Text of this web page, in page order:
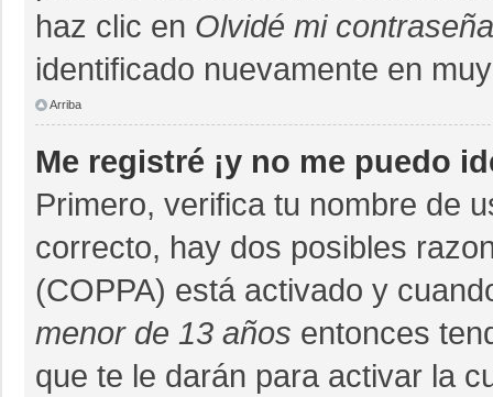
haz clic en Olvidé mi contraseña
identificado nuevamente en
Arriba
Me registré ¡y no me puedo
Primero, verifica tu nombre de
correcto, hay dos posibles
(COPPA) está activado y
menor de 13 años entonces
que te le darán para activar la